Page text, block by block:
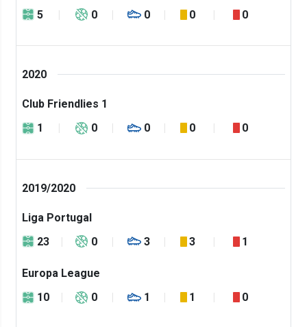
5
0 0 0 0
2020
Club Friendlies 1
1
0 0 0 0
2019/2020
Liga Portugal
23
0 3 3 1
Europa League
10
0 1 1 0